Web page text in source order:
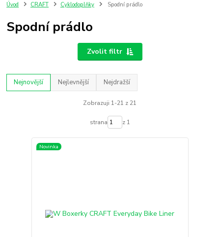
Úvod CRAFT Cyklodoplňky Spodní prádlo
Spodní prádlo
Zvolit filtr
Nejnovější Nejlevnější Nejdražší
Zobrazuji 1-21 z 21
strana z 1
Novinka